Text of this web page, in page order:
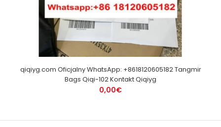
qiqiyg.com Oficjalny WhatsApp: +8618120605182 Tangmir
Bags Qiqi-102 Kontakt Qiqiyg
0,00€